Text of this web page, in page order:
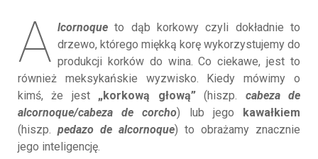
A lcornoque to dąb korkowy czyli dokładnie to
drzewo, którego miękką korę wykorzystujemy do
produkcji korków do wina. Co ciekawe, jest to
również meksykańskie wyzwisko. Kiedy mówimy o
kimś, że jest „korkową głową”(hiszp. cabeza de
alcornoque/cabeza de corcho) lub jego kawałkiem
(hiszp. pedazo de alcornoque) to obrażamy znacznie
jego inteligencję.